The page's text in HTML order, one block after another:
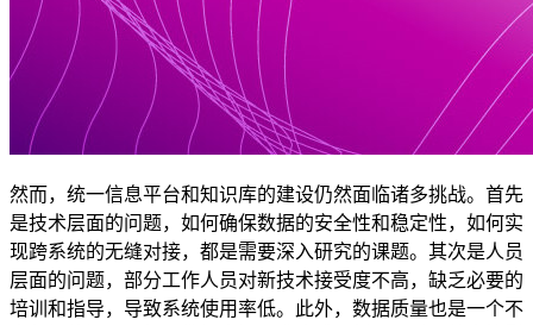
然而，统一信息平台和知识库的建设仍然面临诸多挑战。首先
是技术层面的问题，如何确保数据的安全性和稳定性，如何实
现跨系统的无缝对接，都是需要深入研究的课题。其次是人员
层面的问题，部分工作人员对新技术接受度不高，缺乏必要的
培训和指导，导致系统使用率低。此外，数据质量也是一个不